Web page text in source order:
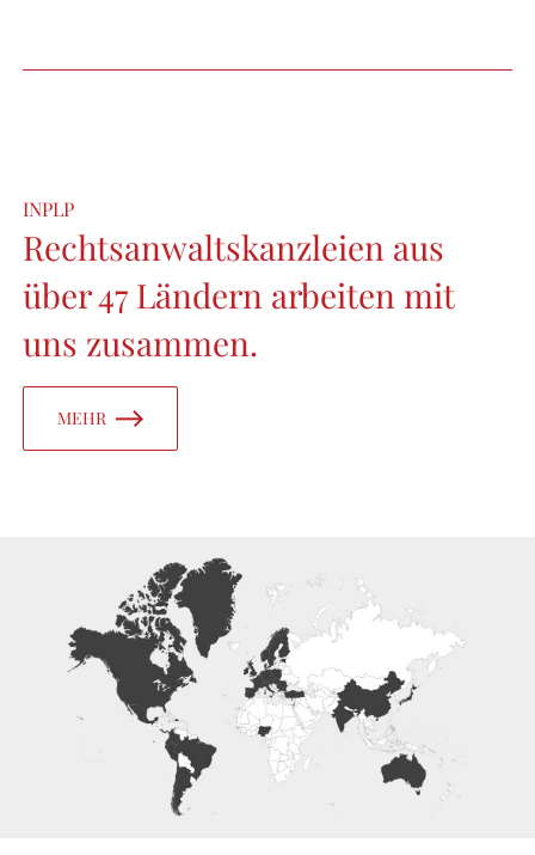
INPLP
Rechtsanwaltskanzleien aus
über 47 Ländern arbeiten mit
uns zusammen.
MEHR